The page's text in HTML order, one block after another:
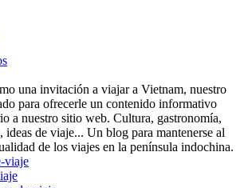
una invitación a viajar a Vietnam, nuestro
para ofrecerle un contenido informativo
a nuestro sitio web. Cultura, gastronomía,
ideas de viaje... Un blog para mantenerse al
de los viajes en la península indochina.